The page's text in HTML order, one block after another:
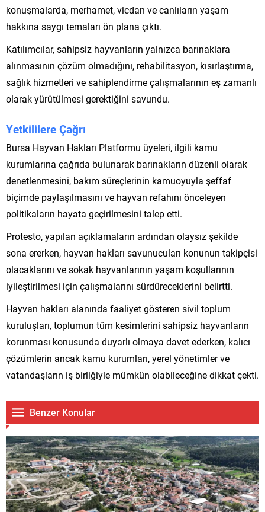
konuşmalarda, merhamet, vicdan ve canlıların yaşam
hakkına saygı temaları ön plana çıktı.
Katılımcılar, sahipsiz hayvanların yalnızca barınaklara
alınmasının çözüm olmadığını, rehabilitasyon, kısırlaştırma,
sağlık hizmetleri ve sahiplendirme çalışmalarının eş zamanlı
olarak yürütülmesi gerektiğini savundu.
Yetkililere Çağrı
Bursa Hayvan Hakları Platformu üyeleri, ilgili kamu
kurumlarına çağrıda bulunarak barınakların düzenli olarak
denetlenmesini, bakım süreçlerinin kamuoyuyla şeffaf
biçimde paylaşılmasını ve hayvan refahını önceleyen
politikaların hayata geçirilmesini talep etti.
Protesto, yapılan açıklamaların ardından olaysız şekilde
sona ererken, hayvan hakları savunucuları konunun takipçisi
olacaklarını ve sokak hayvanlarının yaşam koşullarının
iyileştirilmesi için çalışmalarını sürdüreceklerini belirtti.
Hayvan hakları alanında faaliyet gösteren sivil toplum
kuruluşları, toplumun tüm kesimlerini sahipsiz hayvanların
korunması konusunda duyarlı olmaya davet ederken, kalıcı
çözümlerin ancak kamu kurumları, yerel yönetimler ve
vatandaşların iş birliğiyle mümkün olabileceğine dikkat çekti.
Benzer Konular